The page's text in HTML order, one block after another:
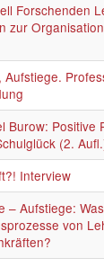
Forschenden
zur
Aufstiege.
Burow: Positive
(2.
Interview
– Aufstiege:
von